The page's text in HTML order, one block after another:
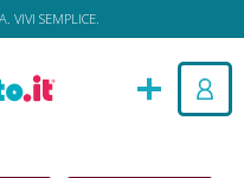
VIVI SEMPLICE.